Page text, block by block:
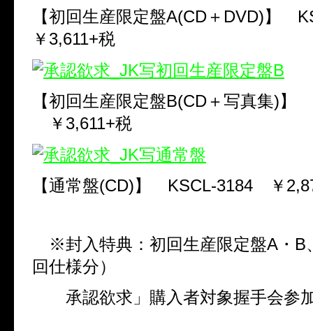
【初回生産限定盤A(CD＋ DVD)】
￥ 3,611+税
【初回生産限定盤B(CD＋写真集)】
￥ 3,611+税
【通常盤(CD)】 KSCL-3184 ￥
※封入特典：初回生産限定盤A ・ B
回仕様分）
承認欲求」購入者対象握手会参